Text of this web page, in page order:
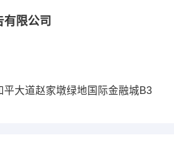
限公司
平大道赵家墩绿地国际金融城B3